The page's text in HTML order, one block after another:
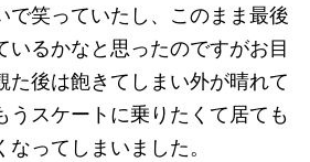
で笑っていたし、このまま最後
いるかなと思ったのですがお目
た後は飽きてしまい外が晴れて
うスケートに乗りたくて居ても
ってしまいました。